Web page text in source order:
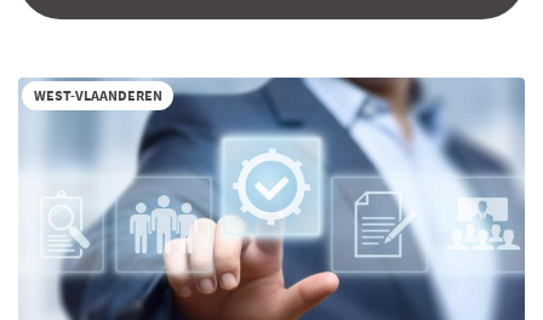
WEST-VLAANDEREN